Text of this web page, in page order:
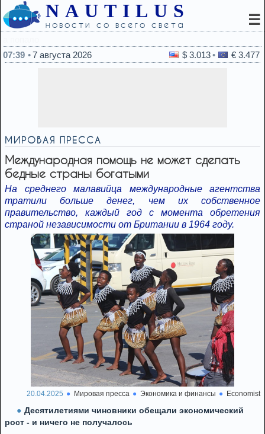
NAUTILUS
новости со всего света ☰
07:39
7 августа 2026 $ 3.013 € 3.477
МИРОВАЯ ПРЕССА
Международная помощь не может сделать
бедные страны богатыми
На среднего малавийца международные агентства
тратили больше денег, чем их собственное
правительство, каждый год с момента обретения
страной независимости от Британии в 1964 году.
20.04.2025 Мировая пресса Экономика и финансы Economist
Десятилетиями чиновники обещали экономический
рост - и ничего не получалось